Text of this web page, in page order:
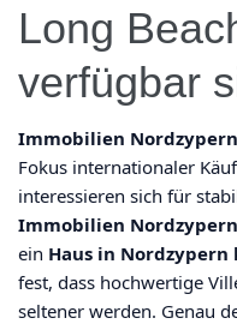
Long
verfügbar
Immobilien Nordzypern
Fokus internationaler
interessieren sich für
Immobilien
ein Haus in Nordzypern
fest, dass hochwertige
seltener werden. Genau